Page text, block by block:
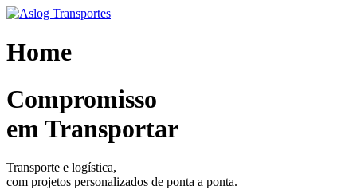
Skip
content
Home
Compromisso
em Transportar
Transporte e logística,
com projetos personalizados de ponta a ponta.